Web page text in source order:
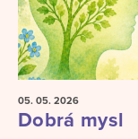
05. 05. 2026
Dobrá mysl